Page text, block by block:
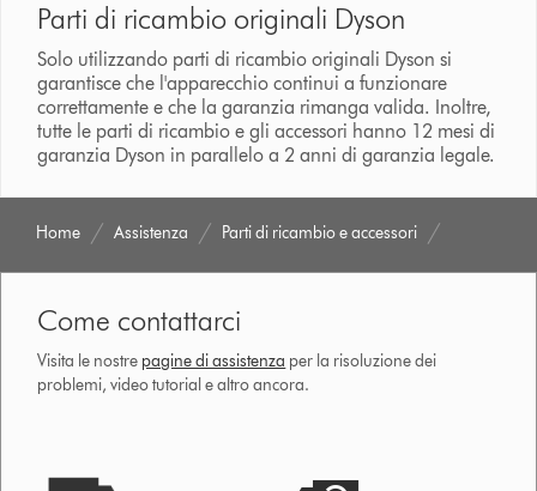
Parti di ricambio originali Dyson
Solo utilizzando parti di ricambio originali Dyson si
garantisce che l'apparecchio continui a funzionare
correttamente e che la garanzia rimanga valida. Inoltre,
tutte le parti di ricambio e gli accessori hanno 12 mesi di
garanzia Dyson in parallelo a 2 anni di garanzia legale.
Home Assistenza Parti di ricambio e accessori
Come contattarci
Visita le nostre pagine di assistenza per la risoluzione dei
problemi, video tutorial e altro ancora.